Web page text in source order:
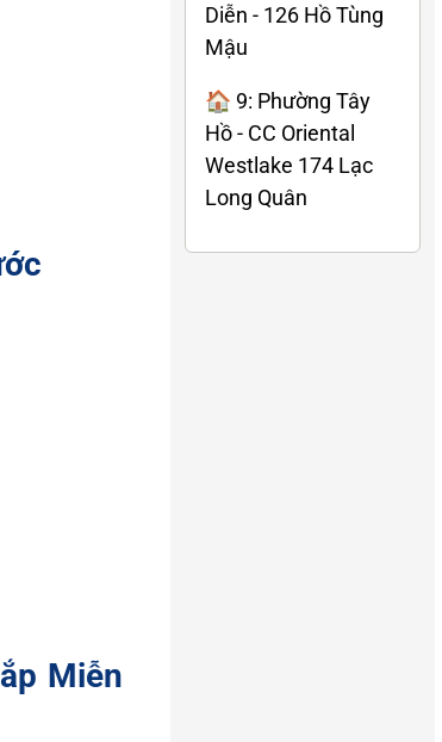
Miễn
Diễn - 126 Hồ Tùng
Mậu
🏠 9: Phường Tây
Hồ - CC Oriental
Westlake 174 Lạc
Long Quân